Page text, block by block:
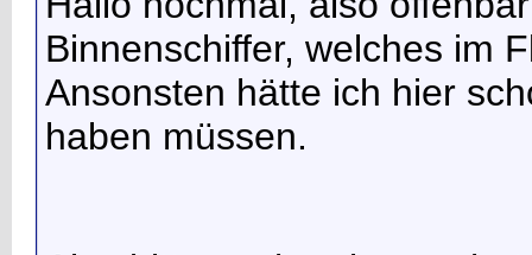
Binnenschiffer, welches im
Ansonsten hätte ich hier
haben müssen.